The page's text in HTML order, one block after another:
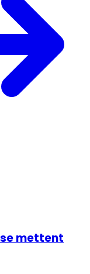
mettent